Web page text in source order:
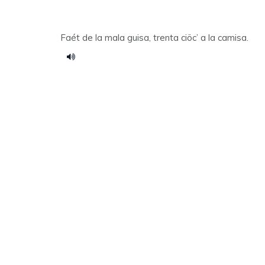
Faét de la mala guisa, trenta ciöc’ a la camisa.